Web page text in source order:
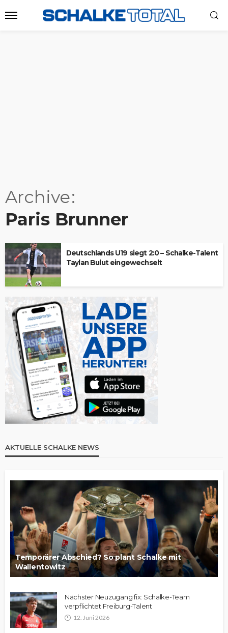
Archive
Paris Brunner
Deutschlands U19 siegt 2:0 – Schalke-Talent
Taylan Bulut eingewechselt
AKTUELLE SCHALKE NEWS
Temporärer Abschied? So plant Schalke mit
Wallentowitz
Nächster Neuzugang fix: Schalke-Team
verpflichtet Freiburg-Talent
12. Juni 2026